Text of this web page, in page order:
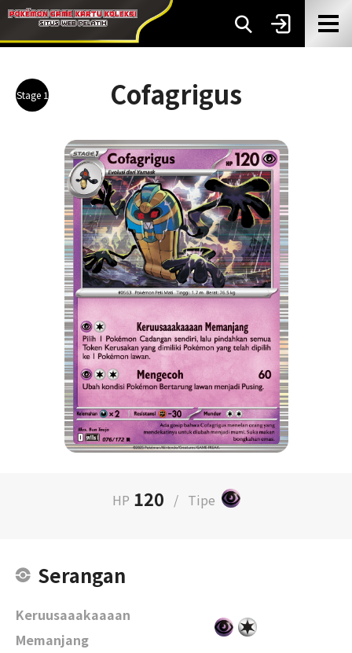
Stage 1 Cofagrigus
HP 120 / Tipe
Serangan
Keruusaaakaaaan
Memanjang